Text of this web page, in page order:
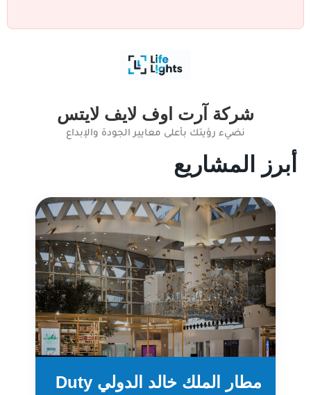
شركة آرت اوف لايف لايتس
نضيء رؤيتك بأعلى معايير الجودة والإبداع
أبرز المشاريع
مطار الملك خالد الدولي Duty